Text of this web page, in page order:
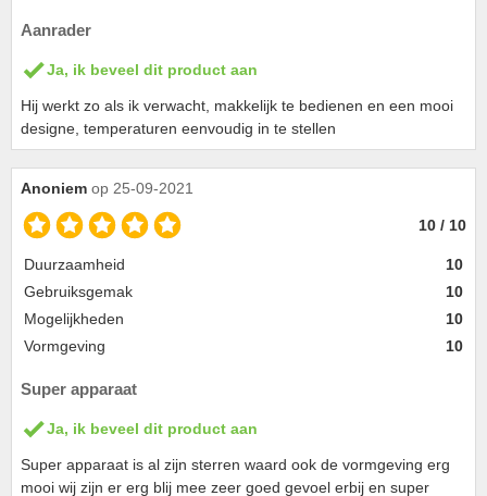
Aanrader
Ja, ik beveel dit product aan
Hij werkt zo als ik verwacht, makkelijk te bedienen en een mooi
designe, temperaturen eenvoudig in te stellen
Anoniem op 25-09-2021
10 / 10
Duurzaamheid
10
Gebruiksgemak
10
Mogelijkheden
10
Vormgeving
10
Super apparaat
Ja, ik beveel dit product aan
Super apparaat is al zijn sterren waard ook de vormgeving erg
mooi wij zijn er erg blij mee zeer goed gevoel erbij en super